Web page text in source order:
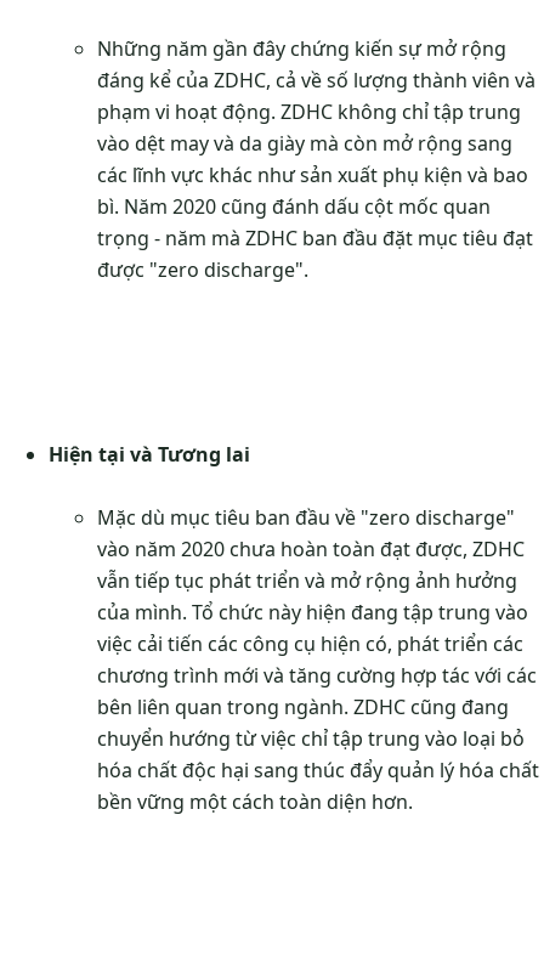
Những năm gần đây chứng kiến sự mở rộng
đáng kể của ZDHC, cả về số lượng thành viên và
phạm vi hoạt động. ZDHC không chỉ tập trung
vào dệt may và da giày mà còn mở rộng sang
các lĩnh vực khác như sản xuất phụ kiện và bao
bì. Năm 2020 cũng đánh dấu cột mốc quan
trọng - năm mà ZDHC ban đầu đặt mục tiêu đạt
được "zero discharge".
Hiện tại và Tương lai
Mặc dù mục tiêu ban đầu về "zero discharge"
vào năm 2020 chưa hoàn toàn đạt được, ZDHC
vẫn tiếp tục phát triển và mở rộng ảnh hưởng
của mình. Tổ chức này hiện đang tập trung vào
việc cải tiến các công cụ hiện có, phát triển các
chương trình mới và tăng cường hợp tác với các
bên liên quan trong ngành. ZDHC cũng đang
chuyển hướng từ việc chỉ tập trung vào loại bỏ
hóa chất độc hại sang thúc đẩy quản lý hóa chất
bền vững một cách toàn diện hơn.